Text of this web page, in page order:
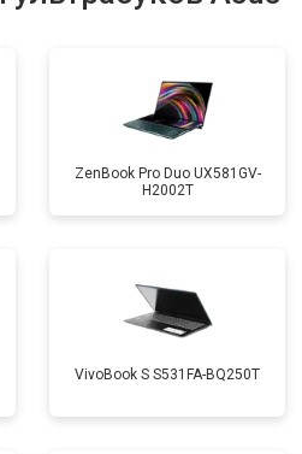
Заказать
ZenBook Pro Duo UX581GV-
H2002T
VivoBook S S531FA-BQ250T